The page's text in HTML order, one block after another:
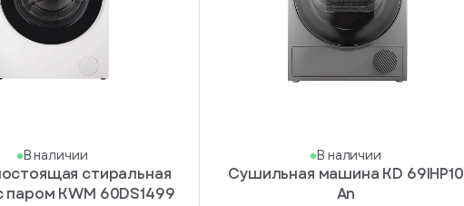
В наличии
стиральная
KWM 60DS1499
В наличии
Сушильная машина KD 69IHP10
An